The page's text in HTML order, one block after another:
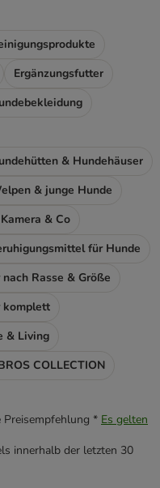
Ergänzungsfutter
& Hundehäuser
& junge Hunde
& Co
für Hunde
Rasse & Größe
komplett
& Living
COLLECTION
Preisempfehlung * Es gelten
innerhalb der letzten 30